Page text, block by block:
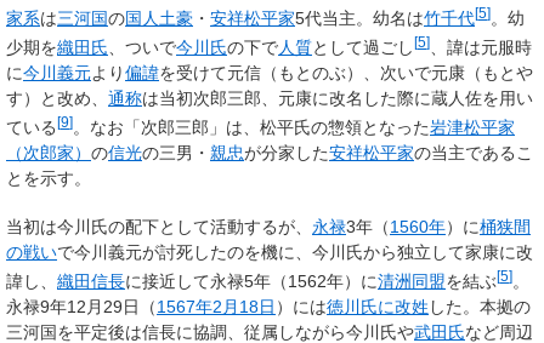
家系は三河国の国人土豪 ・ 安祥松平家5代当主。幼名は竹千代[5]。幼
少期を織田氏、ついで今川氏の下で人質として過ごし [5]、諱は元服時
に今川義元より偏諱を受けて元信 （もとのぶ）、次いで元康 （もとや
す）と改め、 通称は当初次郎三郎、元康に改名した際に蔵人佐を用い
ている [9]。なお「次郎三郎」は、松平氏の惣領となった岩津松平家
（次郎家） の信光の三男・ 親忠が分家した安祥松平家の当主であるこ
とを示す。
当初は今川氏の配下として活動するが、 永禄3年（1560年）に桶狭間
の戦いで今川義元が討死したのを機に、今川氏から独立して家康に改
諱し、 織田信長に接近して永禄5年（1562年）に清洲同盟を結ぶ[5]。
永禄9年12月29日（1567年2月18日 ）には徳川氏に改姓 した。本拠の
三河国を平定後は信長に協調、従属しながら今川氏や武田氏など周辺